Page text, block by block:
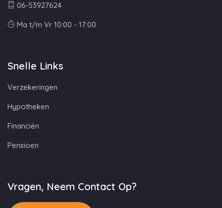
06-53927624
Ma t/m Vr 10:00 - 17:00
Snelle Links
Verzekeringen
Hypotheken
Financiën
Pensioen
Vragen, Neem Contact Op?